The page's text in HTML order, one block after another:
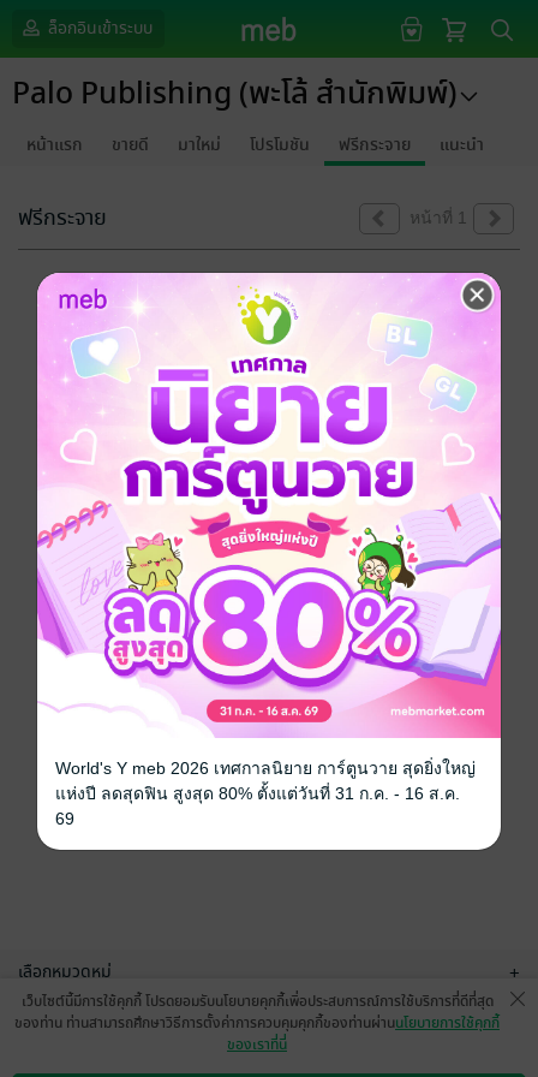
ล็อกอินเข้าระบบ
Palo Publishing (พะโล้ สำนักพิมพ์)
หน้าแรก ขายดี มาใหม่ โปรโมชัน ฟรีกระจาย แนะนำ
ฟรีกระจาย หน้าที่ 1
ขออภัยด้วยนะคะ
ไม่พบข้อมูลในหัวข้อที่คุณกำลังชมค่ะ
เลือกหมวดหมู่ +
บริการช่วยเหลือ
เว็บไซต์นี้มีการใช้คุกกี้ โปรดยอมรับนโยบายคุกกี้เพื่อประสบการณ์การใช้บริการที่ดีที่สุด
ของท่าน ท่านสามารถศึกษาวิธีการตั้งค่าการควบคุมคุกกี้ของท่านผ่านนโยบายการใช้คุกกี้
ของเราที่นี่
World's Y meb 2026 เทศกาลนิยาย การ์ตูนวาย สุดยิ่งใหญ่
แห่งปี ลดสุดฟิน สูงสุด 80% ตั้งแต่วันที่ 31 ก.ค. - 16 ส.ค.
69